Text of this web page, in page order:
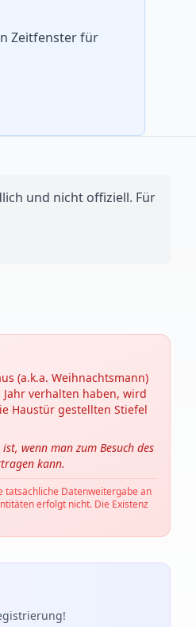
Zeitfenster für
und nicht offiziell. Für
(a.k.a. Weihnachtsmann)
verhalten haben, wird
Haustür gestellten Stiefel
wenn man zum Besuch des
kann.
tatsächliche Datenweitergabe an
erfolgt nicht. Die Existenz